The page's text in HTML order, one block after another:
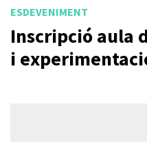
ESDEVENIMENT
Inscripció aula
i